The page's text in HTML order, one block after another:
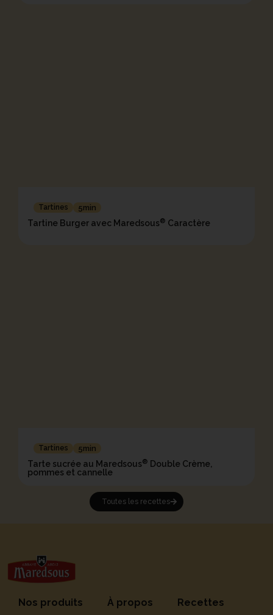
Tartines 5min
Tartine Burger avec Maredsous® Caractère
Tartines 5min
Tarte sucrée au Maredsous® Double Crème,
pommes et cannelle
Toutes les recettes
Nos produits À propos Recettes